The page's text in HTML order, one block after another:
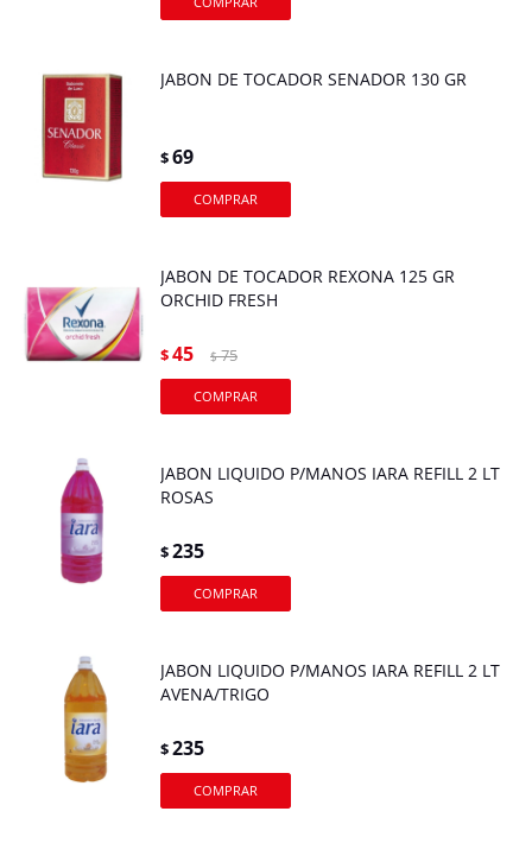
JABON DE TOCADOR SENADOR 130 GR
$69
JABON DE TOCADOR REXONA 125 GR
ORCHID FRESH
$45 $ 75
JABON LIQUIDO P/MANOS IARA REFILL 2 LT
ROSAS
$235
JABON LIQUIDO P/MANOS IARA REFILL 2 LT
AVENA/TRIGO
$235